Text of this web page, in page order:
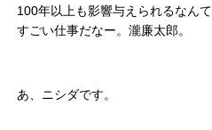
100年以上も影響与えられるなんて
すごい仕事だなー。瀧廉太郎。
あ、ニシダです。